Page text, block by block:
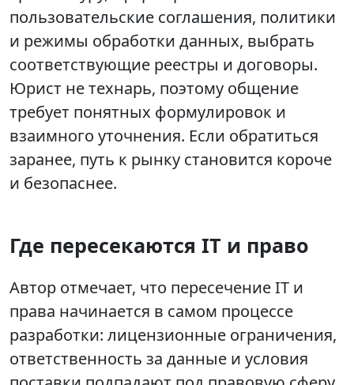
пользовательские соглашения, политики
и режимы обработки данных, выбрать
соответствующие реестры и договоры.
Юрист не технарь, поэтому общение
требует понятных формулировок и
взаимного уточнения. Если обратиться
заранее, путь к рынку становится короче
и безопаснее.
Где пересекаются IT и право
Автор отмечает, что пересечение IT и
права начинается в самом процессе
разработки: лицензионные ограничения,
ответственность за данные и условия